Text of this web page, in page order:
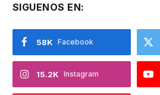
SIGUENOS EN:
Facebook
58K
Instagram
15.2K